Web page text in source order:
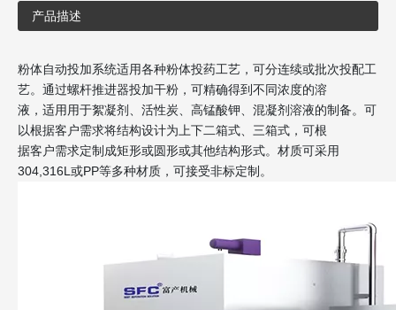
产品描述
粉体自动投加系统适用各种粉体投药工艺，可分连续或批次投配工
艺。通过螺杆推进器投加干粉，可精确得到不同浓度的溶
液，适用用于絮凝剂、活性炭、高锰酸钾、混凝剂溶液的制备。可
以根据客户需求将结构设计为上下二箱式、三箱式，可根
据客户需求定制成矩形或圆形或其他结构形式。材质可采用
304,316L或PP等多种材质，可接受非标定制。